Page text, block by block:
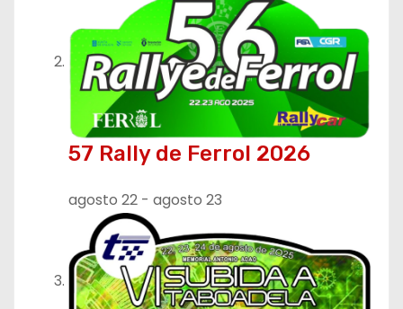
57 Rally de Ferrol 2026
agosto 22 - agosto 23